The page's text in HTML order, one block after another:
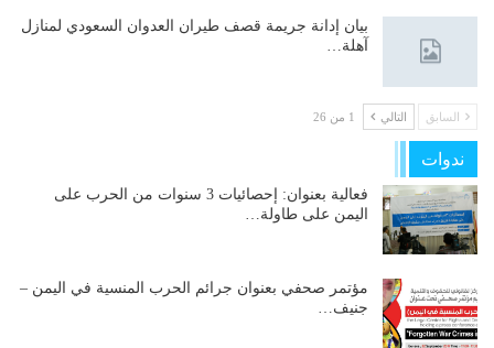
بيان إدانة جريمة قصف طيران العدوان السعودي لمنازل
آهلة…
السابق التالي 1 من 26
ندوات
فعالية بعنوان: إحصائيات 3 سنوات من الحرب على
اليمن على طاولة…
مؤتمر صحفي بعنوان جرائم الحرب المنسية في اليمن –
جنيف…